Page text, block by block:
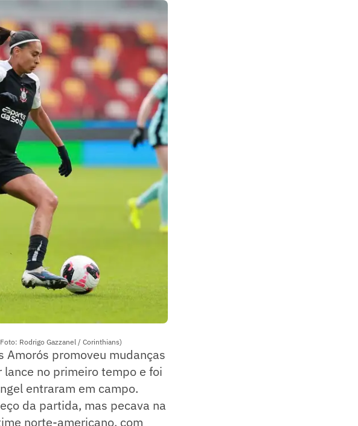
Rodrigo Gazzanel / Corinthians)
Amorós promoveu mudanças
no primeiro tempo e foi
entraram em campo.
da partida, mas pecava na
norte-americano, com